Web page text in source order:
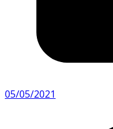
05/05/2021